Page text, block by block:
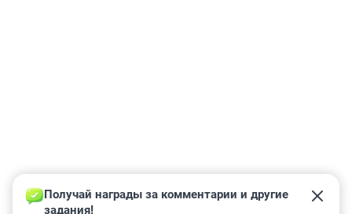
Получай награды за комментарии и другие
задания!